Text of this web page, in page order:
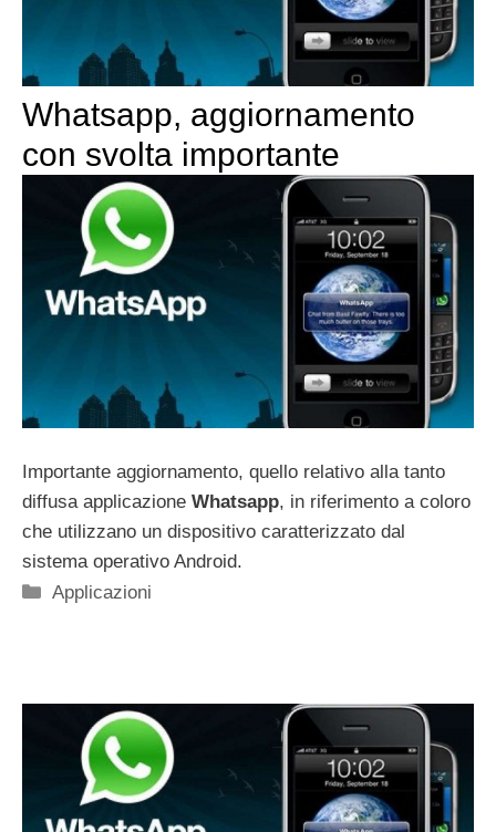
Whatsapp, aggiornamento
con svolta importante
Importante aggiornamento, quello relativo alla tanto
diffusa applicazione Whatsapp, in riferimento a coloro
che utilizzano un dispositivo caratterizzato dal
sistema operativo Android.
Categorie
Applicazioni